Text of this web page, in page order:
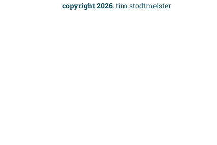
copyright 2026. tim stodtmeister